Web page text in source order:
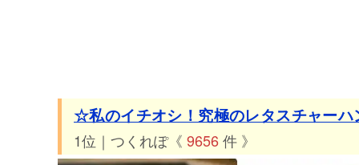
40位 つくれぽ464件 超簡単！レタスと豚肉のオイスタ
41位 つくれぽ453件 簡単♪生ハムとレタスでイタリアン
42位 つくれぽ443件 サニーレタスの簡単サラダ☆
☆私のイチオシ！究極のレタスチャー
1位｜つくれぽ《 9656件 》